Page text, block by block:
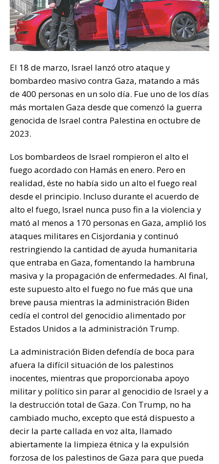
El 18 de marzo, Israel lanzó otro ataque y
bombardeo masivo contra Gaza, matando a más
de 400 personas en un solo día. Fue uno de los días
más mortalen Gaza desde que comenzó la guerra
genocida de Israel contra Palestina en octubre de
2023.
Los bombardeos de Israel rompieron el alto el
fuego acordado con Hamás en enero. Pero en
realidad, éste no había sido un alto el fuego real
desde el principio. Incluso durante el acuerdo de
alto el fuego, Israel nunca puso fin a la violencia y
mató al menos a 170 personas en Gaza, amplió los
ataques militares en Cisjordania y continuó
restringiendo la cantidad de ayuda humanitaria
que entraba en Gaza, fomentando la hambruna
masiva y la propagación de enfermedades. Al final,
este supuesto alto el fuego no fue más que una
breve pausa mientras la administración Biden
cedía el control del genocidio alimentado por
Estados Unidos a la administración Trump.
La administración Biden defendía de boca para
afuera la difícil situación de los palestinos
inocentes, mientras que proporcionaba apoyo
militar y político sin parar al genocidio de Israel y a
la destrucción total de Gaza. Con Trump, no ha
cambiado mucho, excepto que está dispuesto a
decir la parte callada en voz alta, llamado
abiertamente la limpieza étnica y la expulsión
forzosa de los palestinos de Gaza para que pueda